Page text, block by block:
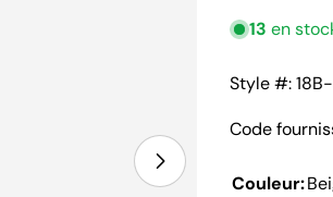
Ouvrir le média
13 en
Style #: 18B-
Code
Couleur: